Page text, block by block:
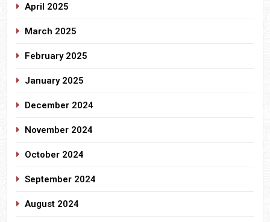
April 2025
March 2025
February 2025
January 2025
December 2024
November 2024
October 2024
September 2024
August 2024